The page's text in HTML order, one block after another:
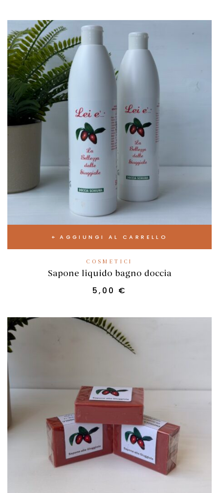
AGGIUNGI AL CARRELLO
COSMETICI
Sapone liquido bagno doccia
5,00 €